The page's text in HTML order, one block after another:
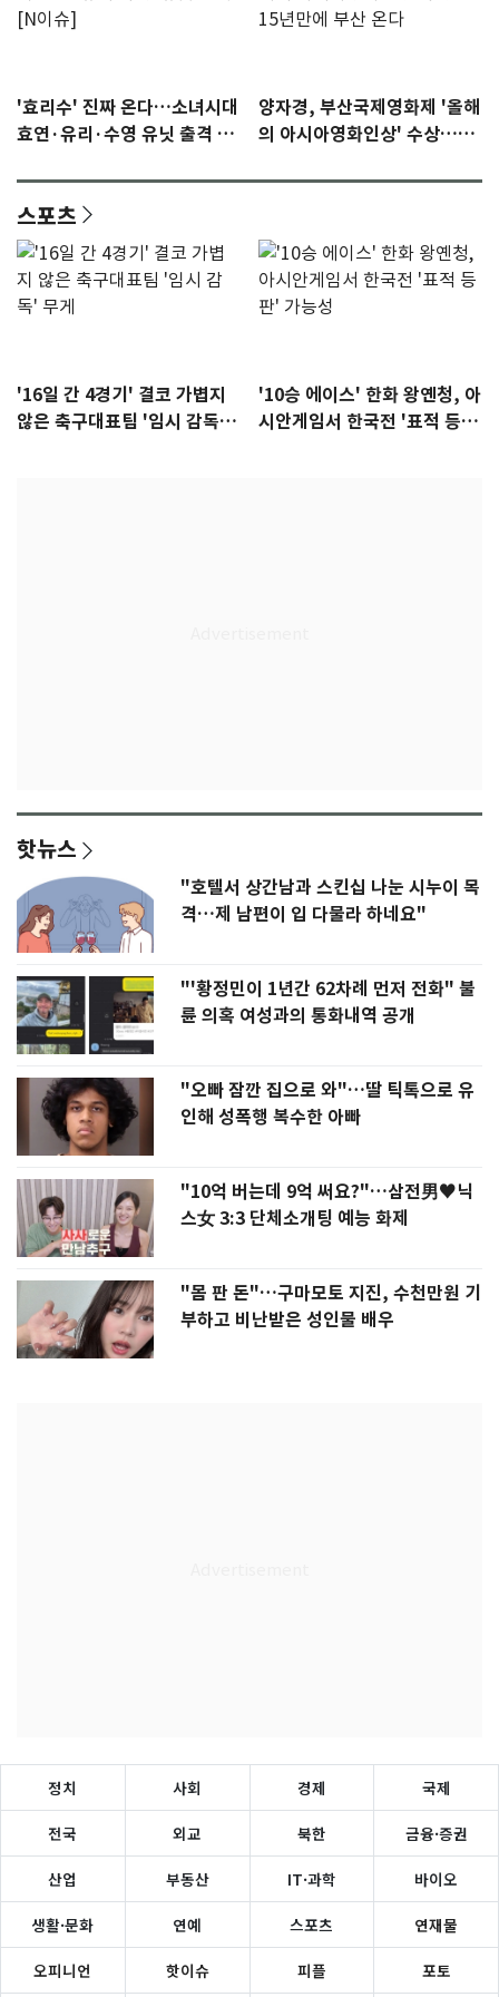
'효리수' 진짜 온다…소녀시대
효연·유리·수영 유닛 출격 [N
양자경, 부산국제영화제 '올해
의 아시아영화인상' 수상…15
스포츠
'16일 간 4경기' 결코 가볍지
않은 축구대표팀 '임시 감독'
'10승 에이스' 한화 왕옌청, 아
시안게임서 한국전 '표적 등
핫뉴스
"호텔서 상간남과 스킨십 나눈 시누이 목
격…제 남편이 입 다물라 하네요"
"'황정민이 1년간 62차례 먼저 전화" 불
륜 의혹 여성과의 통화내역 공개
"오빠 잠깐 집으로 와"…딸 틱톡으로 유
인해 성폭행 복수한 아빠
"10억 버는데 9억 써요?"…삼전男♥닉
스女 3:3 단체소개팅 예능 화제
"몸 판 돈"…구마모토 지진, 수천만원 기
부하고 비난받은 성인물 배우
정치 사회 경제 국제
전국 외교 북한 금융·증권
산업 부동산 IT·과학 바이오
생활·문화 연예 스포츠 연재물
오피니언 핫이슈 피플 포토